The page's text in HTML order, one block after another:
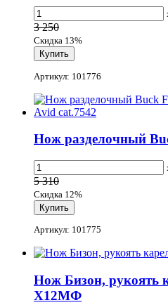
3 250
Скидка 13%
Артикул: 101776
Нож разделочный
5 310
Скидка 12%
Артикул: 101775
Нож Бизон, рукоять
Х12МФ